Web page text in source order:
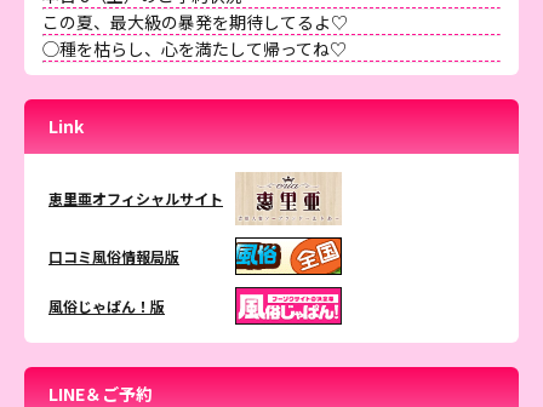
この夏、最大級の暴発を期待してるよ♡
◯種を枯らし、心を満たして帰ってね♡
Link
恵里亜オフィシャルサイト
口コミ風俗情報局版
風俗じゃぱん！版
LINE＆ご予約